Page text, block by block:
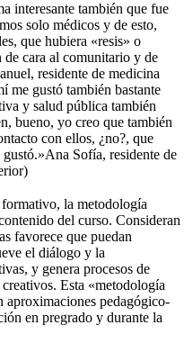
interesante también que fue
solo médicos y de esto,
que hubiera «resis» o
de cara al comunitario y de
residente de medicina
me gustó también bastante
y salud pública también
bueno, yo creo que también
con ellos, ¿no?, que
Ana Sofía, residente de
la metodología
del curso. Consideran
favorece que puedan
el diálogo y la
y genera procesos de
Esta «metodología
aproximaciones pedagógico-
en pregrado y durante la